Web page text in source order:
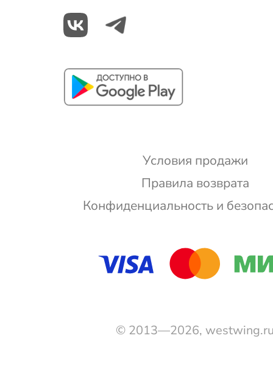
Условия продажи
Правила возврата
Конфиденциальность и
© 2013—2026,